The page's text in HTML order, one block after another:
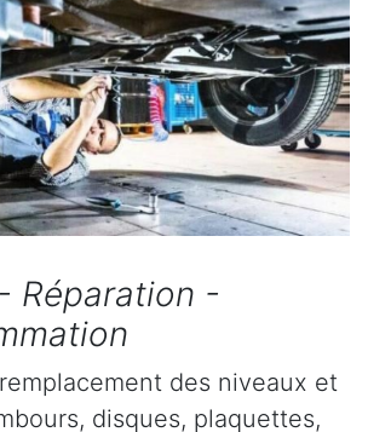
Réparation -
des niveaux et
disques, plaquettes,